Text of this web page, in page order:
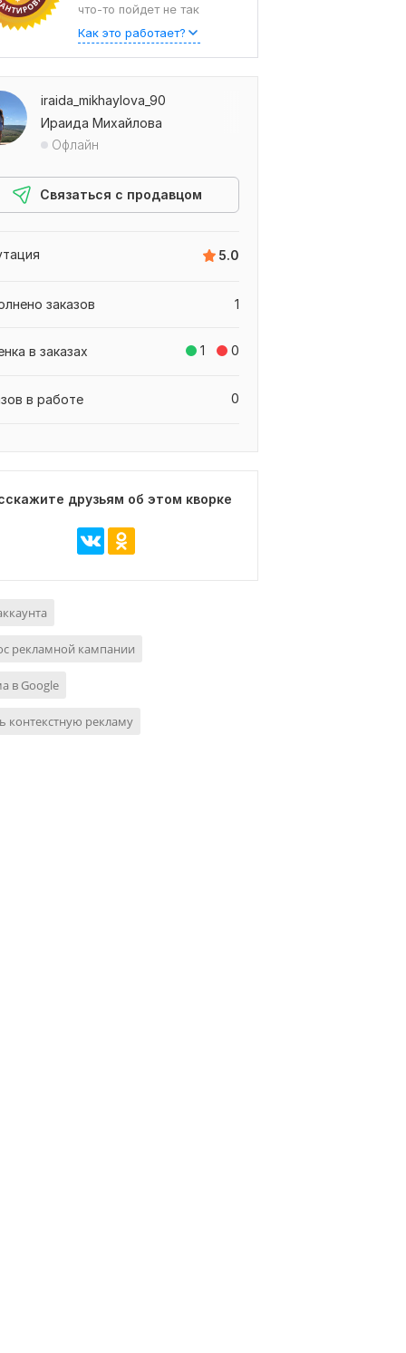
что-то пойдет не так
Как это работает?
iraida_mikhaylova_90
Ираида Михайлова
Офлайн
Связаться с продавцом
5.0
1
заказов
1 0
в заказах
0
в работе
друзьям об этом кворке
рекламной кампании
в Google
контекстную рекламу